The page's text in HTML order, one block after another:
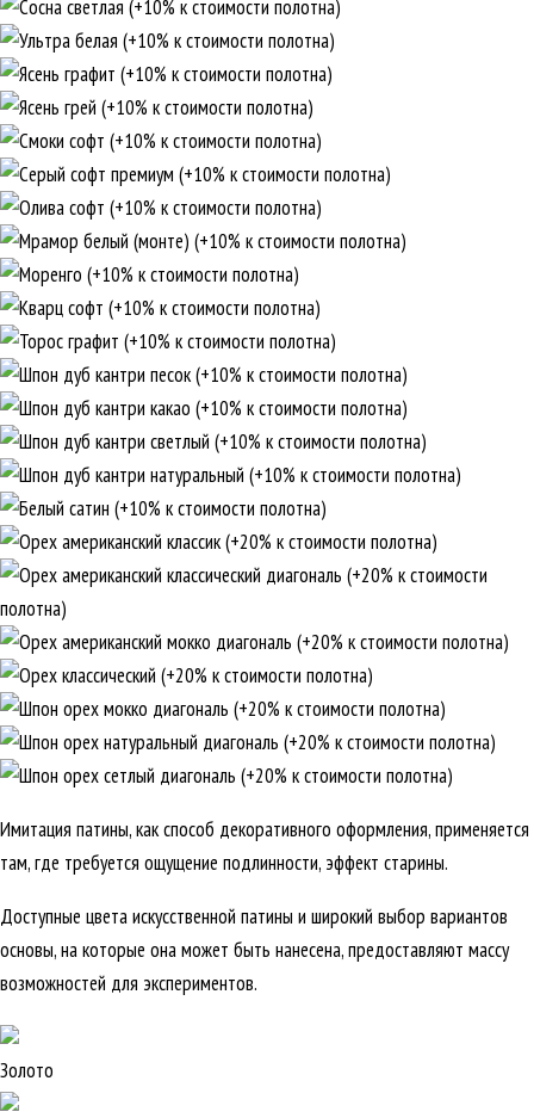
Имитация патины, как способ декоративного оформления, применяется
там, где требуется ощущение подлинности, эффект старины.
Доступные цвета искусственной патины и широкий выбор вариантов
основы, на которые она может быть нанесена, предоставляют массу
возможностей для экспериментов.
Золото